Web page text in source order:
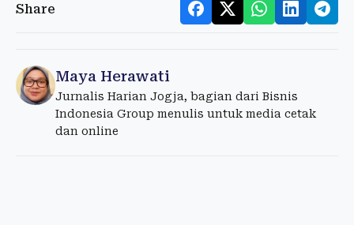
Share
Maya Herawati
Jurnalis Harian Jogja, bagian dari Bisnis
Indonesia Group menulis untuk media cetak
dan online